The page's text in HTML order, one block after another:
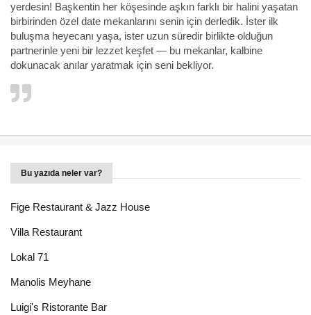
yerdesin! Başkentin her köşesinde aşkın farklı bir halini yaşatan
birbirinden özel date mekanlarını senin için derledik. İster ilk
buluşma heyecanı yaşa, ister uzun süredir birlikte olduğun
partnerinle yeni bir lezzet keşfet — bu mekanlar, kalbine
dokunacak anılar yaratmak için seni bekliyor.
Bu yazıda neler var?
Fige Restaurant & Jazz House
Villa Restaurant
Lokal 71
Manolis Meyhane
Luigi's Ristorante Bar